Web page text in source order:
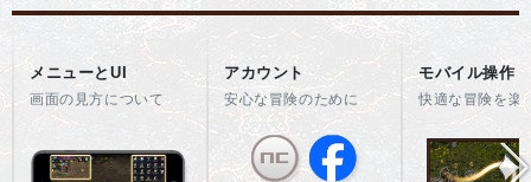
メニューとUI
画面の見方について
アカウント
安心な冒険のために
モバイル操作
快適な冒険を楽